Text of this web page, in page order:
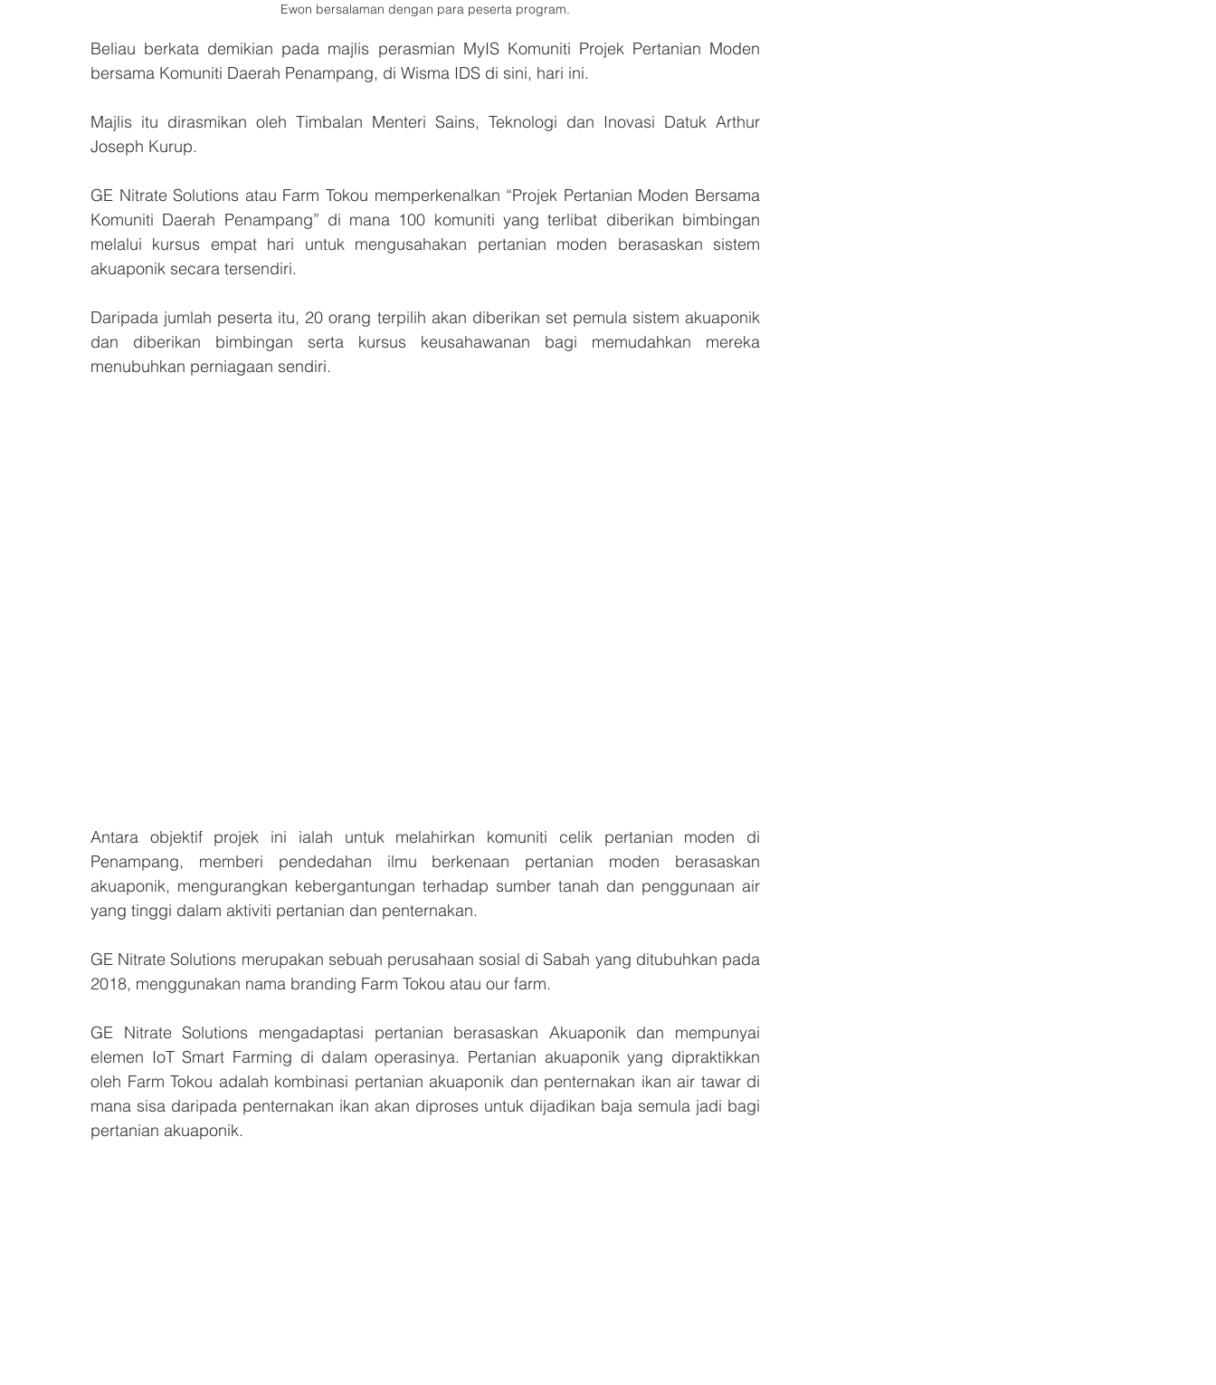
Ewon bersalaman dengan para peserta program.
Beliau berkata demikian pada majlis perasmian MyIS Komuniti Projek Pertanian Moden
bersama Komuniti Daerah Penampang, di Wisma IDS di sini, hari ini.
Majlis itu dirasmikan oleh Timbalan Menteri Sains, Teknologi dan Inovasi Datuk Arthur
Joseph Kurup.
GE Nitrate Solutions atau Farm Tokou memperkenalkan “Projek Pertanian Moden Bersama
Komuniti Daerah Penampang” di mana 100 komuniti yang terlibat diberikan bimbingan
melalui kursus empat hari untuk mengusahakan pertanian moden berasaskan sistem
akuaponik secara tersendiri.
Daripada jumlah peserta itu, 20 orang terpilih akan diberikan set pemula sistem akuaponik
dan diberikan bimbingan serta kursus keusahawanan bagi memudahkan mereka
menubuhkan perniagaan sendiri.
Antara objektif projek ini ialah untuk melahirkan komuniti celik pertanian moden di
Penampang, memberi pendedahan ilmu berkenaan pertanian moden berasaskan
akuaponik, mengurangkan kebergantungan terhadap sumber tanah dan penggunaan air
yang tinggi dalam aktiviti pertanian dan penternakan.
GE Nitrate Solutions merupakan sebuah perusahaan sosial di Sabah yang ditubuhkan pada
2018, menggunakan nama branding Farm Tokou atau our farm.
GE Nitrate Solutions mengadaptasi pertanian berasaskan Akuaponik dan mempunyai
elemen IoT Smart Farming di dalam operasinya. Pertanian akuaponik yang dipraktikkan
oleh Farm Tokou adalah kombinasi pertanian akuaponik dan penternakan ikan air tawar di
mana sisa daripada penternakan ikan akan diproses untuk dijadikan baja semula jadi bagi
pertanian akuaponik.